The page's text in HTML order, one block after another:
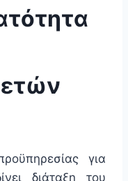
για
διάταξη του